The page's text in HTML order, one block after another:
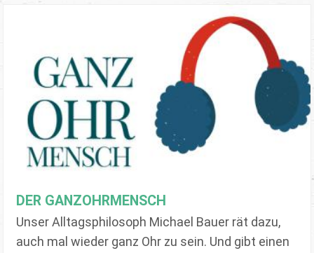
DER GANZOHRMENSCH
Unser Alltagsphilosoph Michael Bauer rät dazu,
auch mal wieder ganz Ohr zu sein. Und gibt einen